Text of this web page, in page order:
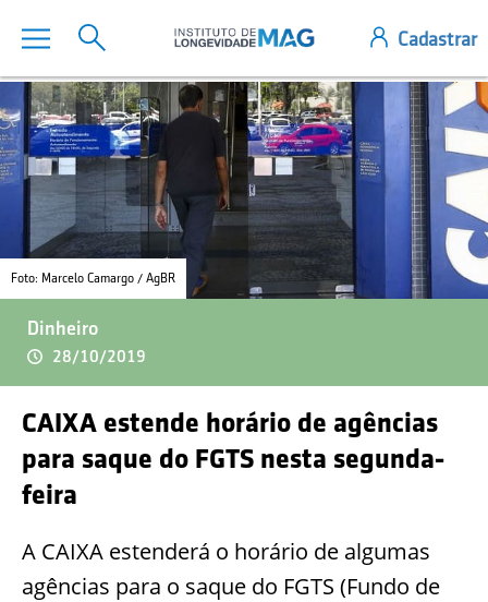
Foto: Marcelo Camargo / AgBR
Dinheiro
28/10/2019
CAIXA estende horário de agências
para saque do FGTS nesta segunda-
feira
A CAIXA estenderá o horário de algumas
agências para o saque do FGTS (Fundo de